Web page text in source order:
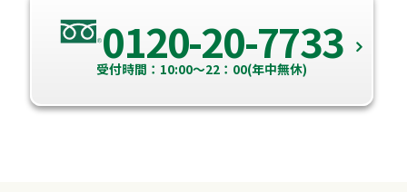
0120-20-7733
受付時間：10:00～22：00(年中無休)